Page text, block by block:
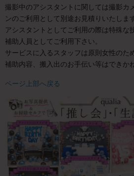
撮影中のアシスタントに関しては撮影カ
ンのご利用として別途お見積りいたします
アシスタントとしてご利用の際は特殊な
補助人員としてご利用下さい。
サービスに入るスタッフは原則女性のた
補助内容、搬入出のお手伝い等はできか
ページ上部へ戻る